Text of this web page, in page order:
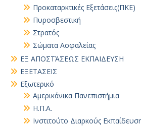
Προκαταρκτικές Εξετάσεις(ΠΚΕ)
Πυροσβεστική
Στρατός
Σώματα Ασφαλείας
ΕΞ ΑΠΟΣΤΆΣΕΩΣ ΕΚΠΑΙΔΕΥΣΗ
ΕΞΕΤΑΣΕΙΣ
Εξωτερικό
Αμερικάνικα Πανεπιστήμια
Η.Π.Α.
Ινστιτούτο Διαρκούς